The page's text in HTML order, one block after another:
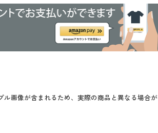
画像が含まれるため、実際の商品と異なる場合が